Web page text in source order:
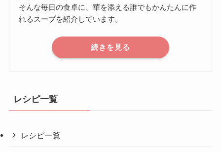
そんな毎日の食卓に、華を添える誰でもかんたんに作
れるスープを紹介しています。
続きを見る
レシピ一覧
レシピ一覧